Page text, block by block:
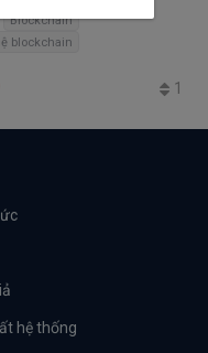
Blockchain
blockchain
1
hệ thống